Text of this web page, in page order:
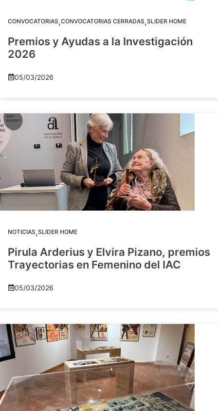
CONVOCATORIAS,CONVOCATORIAS CERRADAS,SLIDER HOME
Premios y Ayudas a la Investigación
2026
05/03/2026
NOTICIAS,SLIDER HOME
Pirula Arderius y Elvira Pizano, premios
Trayectorias en Femenino del IAC
05/03/2026